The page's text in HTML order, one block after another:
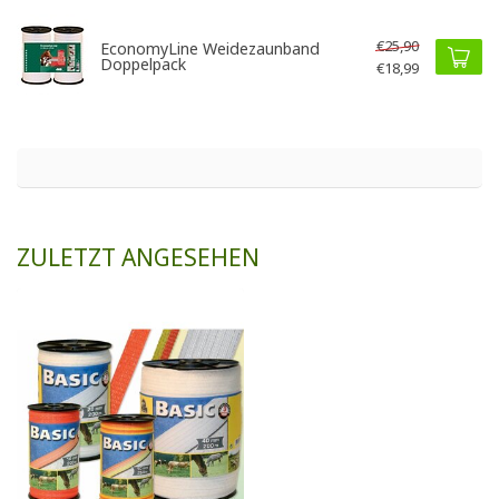
EconomyLine Weidezaunband
Doppelpack
€25,90
€18,99
ZULETZT ANGESEHEN